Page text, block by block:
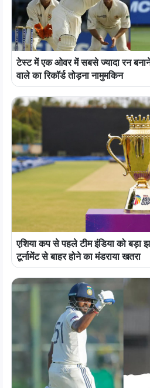
टेस्ट में एक ओवर में सबसे ज्यादा रन
वाले का रिकॉर्ड तोड़ना नामुमकिन
एशिया कप से पहले टीम इंडिया को बड़ा
टूर्नामेंट से बाहर होने का मंडराया खतरा